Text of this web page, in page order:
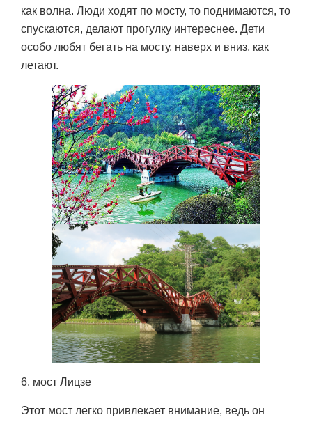
как волна. Люди ходят по мосту, то поднимаются, то
спускаются, делают прогулку интереснее. Дети
особо любят бегать на мосту, наверх и вниз, как
летают.
6. мост Лицзе
Этот мост легко привлекает внимание, ведь он